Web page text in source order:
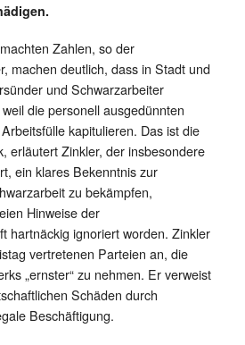
Zahlen, so der
machen deutlich, dass in Stadt und
und Schwarzarbeiter
die personell ausgedünnten
kapitulieren. Das ist die
erläutert Zinkler, der insbesondere
ein klares Bekenntnis zur
zu bekämpfen,
Hinweise der
hartnäckig ignoriert worden. Zinkler
vertretenen Parteien an, die
„ernster“ zu nehmen. Er verweist
Schäden durch
Beschäftigung.